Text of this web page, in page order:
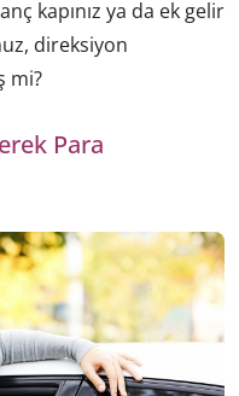
kapınız ya da ek gelir
direksiyon
mi?
Para